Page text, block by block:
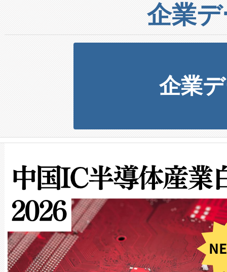
企業
企業